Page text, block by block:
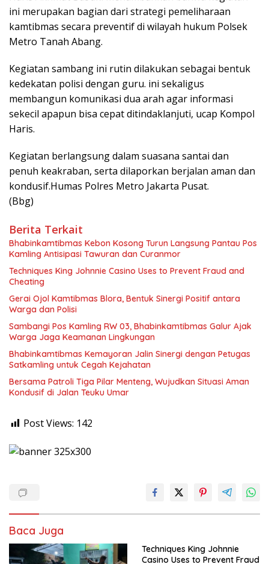
ini merupakan bagian dari strategi pemeliharaan
kamtibmas secara preventif di wilayah hukum Polsek
Metro Tanah Abang.
Kegiatan sambang ini rutin dilakukan sebagai bentuk
kedekatan polisi dengan guru. ini sekaligus
membangun komunikasi dua arah agar informasi
sekecil apapun bisa cepat ditindaklanjuti, ucap Kompol
Haris.
Kegiatan berlangsung dalam suasana santai dan
penuh keakraban, serta dilaporkan berjalan aman dan
kondusif.Humas Polres Metro Jakarta Pusat.
(Bbg)
Berita Terkait
Bhabinkamtibmas Kebon Kosong Turun Langsung Pantau Pos
Kamling Antisipasi Tawuran dan Curanmor
Techniques King Johnnie Casino Uses to Prevent Fraud and
Cheating
Gerai Ojol Kamtibmas Blora, Bentuk Sinergi Positif antara
Warga dan Polisi
Sambangi Pos Kamling RW 03, Bhabinkamtibmas Galur Ajak
Warga Jaga Keamanan Lingkungan
Bhabinkamtibmas Kemayoran Jalin Sinergi dengan Petugas
Satkamling untuk Cegah Kejahatan
Bersama Patroli Tiga Pilar Menteng, Wujudkan Situasi Aman
Kondusif di Jalan Teuku Umar
Post Views: 142
Baca Juga
Techniques King Johnnie
Casino Uses to Prevent Fraud